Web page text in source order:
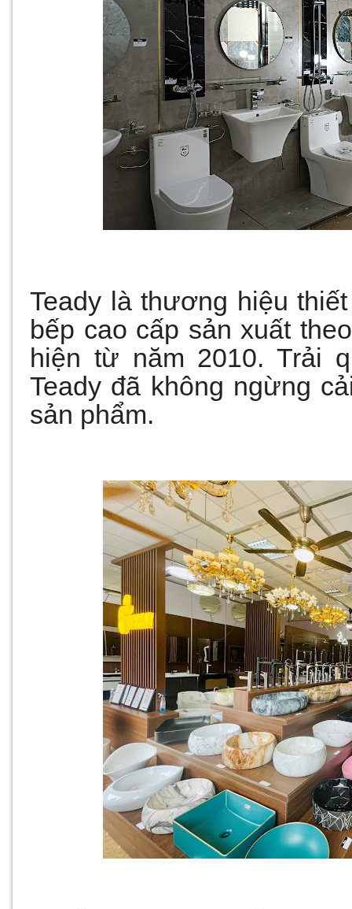
Teady là thương hiệu
bếp cao cấp sản xuất
hiện từ năm 2010. Trải
Teady đã không ngừng
sản phẩm.